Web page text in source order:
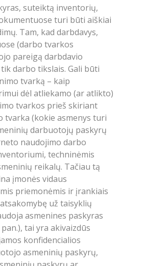
suteiktą inventorių,
turi būti aiškiai
Tam, kad darbdavys,
(darbo tvarkos
pareigą darbdavio
darbo tikslais. Gali būti
tvarką – kaip
dėl atliekamo (ar atlikto)
tvarkos prieš skiriant
tvarka (kokie asmenys turi
darbuotojų paskyrų
naudojimo darbo
techninėmis
reikalų. Tačiau tą
įmonės vidaus
priemonėmis ir įrankiais
už taisyklių
asmenines paskyras
tai yra akivaizdūs
konfidencialios
asmeninių paskyrų,